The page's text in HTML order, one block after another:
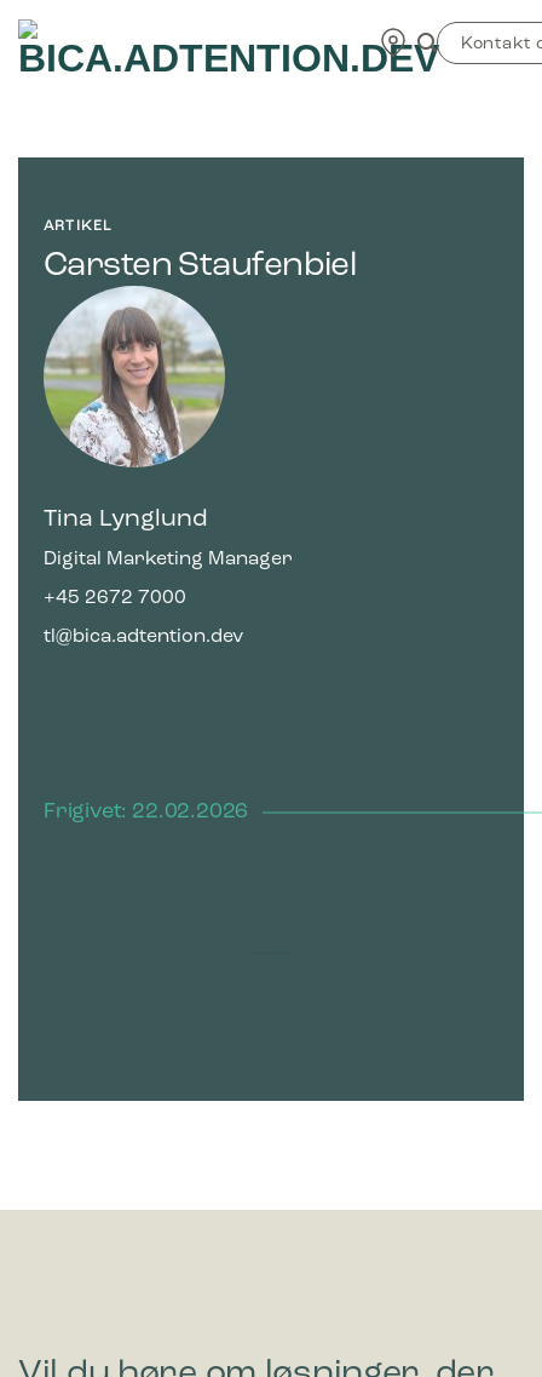
indhold
Kontakt
ARTIKEL
Carsten Staufenbiel
Tina Lynglund
Digital Marketing Manager
+45 2672 7000
tl@bica.adtention.dev
Frigivet: 22.02.2026